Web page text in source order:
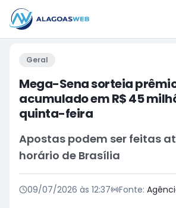
Geral
Mega-Sena sorteia
acumulado em R$ 45
quinta-feira
Apostas podem ser feitas
horário de Brasília
09/07/2026 às 12:37 Fonte: